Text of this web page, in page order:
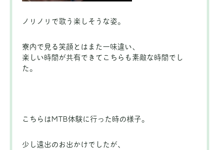
ノリノリで歌う楽しそうな姿。
寮内で見る笑顔とはまた一味違い、
楽しい時間が共有できてこちらも素敵な時間でし
た。
こちらはMTB体験に行った時の様子。
少し遠出のお出かけでしたが、